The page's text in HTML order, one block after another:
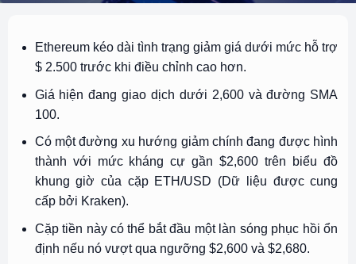
Ethereum kéo dài tình trạng giảm giá dưới mức hỗ trợ
$ 2.500 trước khi điều chỉnh cao hơn.
Giá hiện đang giao dịch dưới 2,600 và đường SMA
100.
Có một đường xu hướng giảm chính đang được hình
thành với mức kháng cự gần $2,600 trên biểu đồ
khung giờ của cặp ETH/USD (Dữ liệu được cung
cấp bởi Kraken).
Cặp tiền này có thể bắt đầu một làn sóng phục hồi ổn
định nếu nó vượt qua ngưỡng $2,600 và $2,680.